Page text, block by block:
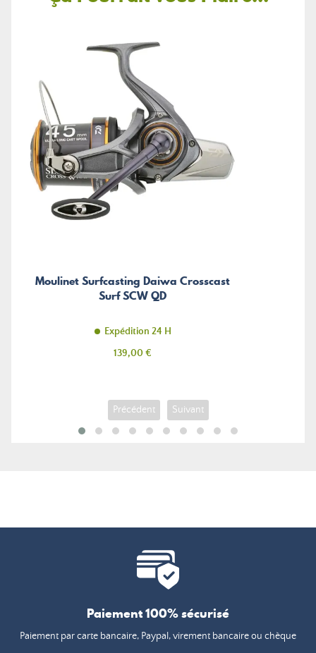
Moulinet Surfcasting Daiwa Crosscast
Surf SCW QD
Expédition 24 H
Prix
139,00 €
Précédent Suivant
Paiement 100% sécurisé
Paiement par carte bancaire, Paypal, virement bancaire ou chèque